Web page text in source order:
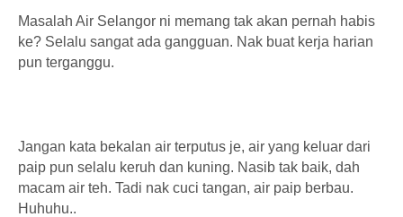
Masalah Air Selangor ni memang tak akan pernah habis
ke? Selalu sangat ada gangguan. Nak buat kerja harian
pun terganggu.
Jangan kata bekalan air terputus je, air yang keluar dari
paip pun selalu keruh dan kuning. Nasib tak baik, dah
macam air teh. Tadi nak cuci tangan, air paip berbau.
Huhuhu..